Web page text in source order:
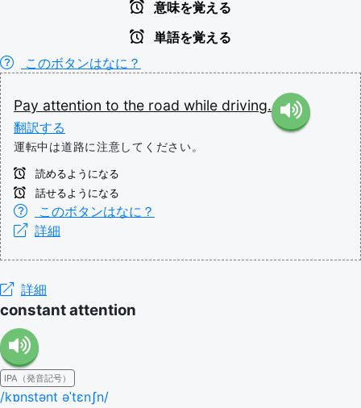
意味を覚える
単語を覚える
このボタンはなに？
Pay attention to the road while driving.
翻訳する
運転中は道路に注意してください。
読めるようになる
話せるようになる
このボタンはなに？
詳細
詳細
constant attention
IPA（発音記号）
/kɒnstənt əˈtɛnʃn/